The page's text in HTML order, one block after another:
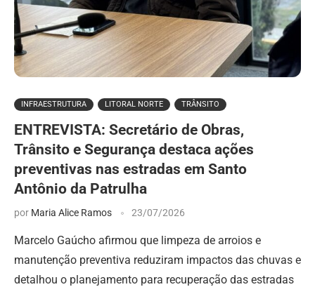
INFRAESTRUTURA LITORAL NORTE TRÂNSITO
ENTREVISTA: Secretário de Obras,
Trânsito e Segurança destaca ações
preventivas nas estradas em Santo
Antônio da Patrulha
por Maria Alice Ramos 23/07/2026
Marcelo Gaúcho afirmou que limpeza de arroios e
manutenção preventiva reduziram impactos das chuvas e
detalhou o planejamento para recuperação das estradas